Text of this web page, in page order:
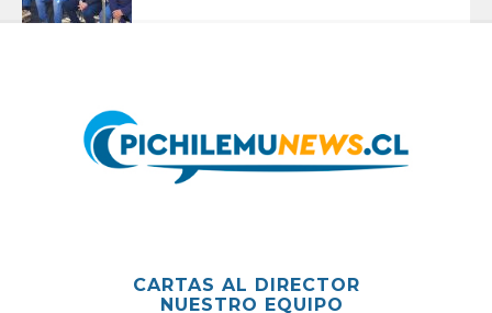
CARTAS AL DIRECTOR
NUESTRO EQUIPO